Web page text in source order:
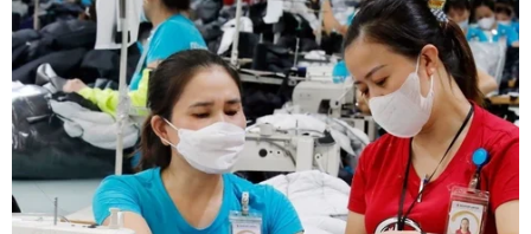
Foxconn đạt doanh thu cao kỷ lục
nhờ nhu cầu mạnh đối với AI
05/08/2026 13:41